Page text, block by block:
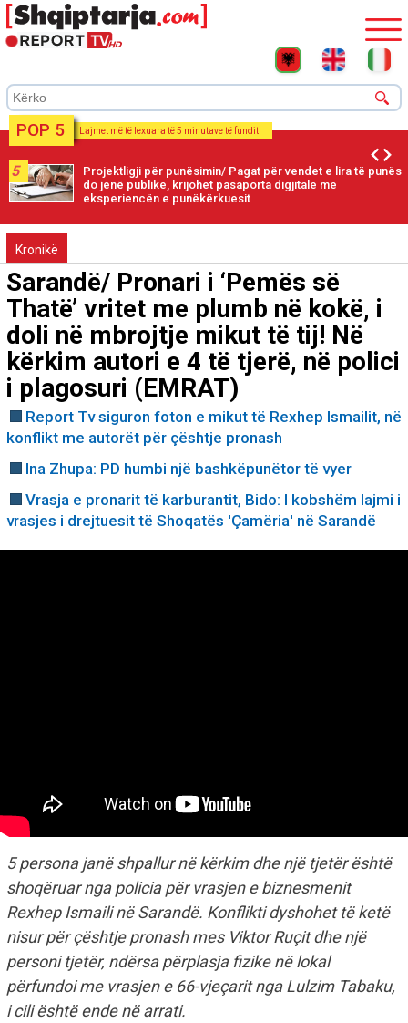
POP 5 Lajmet më të lexuara të 5 minutave të fundit
5
Projektligji për punësimin/ Pagat për vendet e lira të punës
do jenë publike, krijohet pasaporta digjitale me
eksperiencën e punëkërkuesit
Kronikë
Sarandë/ Pronari i ‘Pemës së
Thatë’ vritet me plumb në kokë, i
doli në mbrojtje mikut të tij! Në
kërkim autori e 4 të tjerë, në polici
i plagosuri (EMRAT)
Report Tv siguron foton e mikut të Rexhep Ismailit, në
konflikt me autorët për çështje pronash
Ina Zhupa: PD humbi një bashkëpunëtor të vyer
Vrasja e pronarit të karburantit, Bido: I kobshëm lajmi i
vrasjes i drejtuesit të Shoqatës 'Çamëria' në Sarandë
5 persona janë shpallur në kërkim dhe një tjetër është
shoqëruar nga policia për vrasjen e biznesmenit
Rexhep Ismaili në Sarandë. Konflikti dyshohet të ketë
nisur për çështje pronash mes Viktor Ruçit dhe një
personi tjetër, ndërsa përplasja fizike në lokal
përfundoi me vrasjen e 66-vjeçarit nga Lulzim Tabaku,
i cili është ende në arrati.